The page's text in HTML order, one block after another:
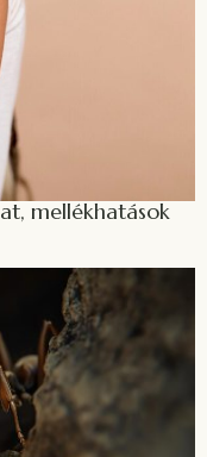
mellékhatások